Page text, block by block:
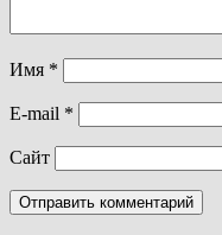
Имя *
E-mail *
Сайт